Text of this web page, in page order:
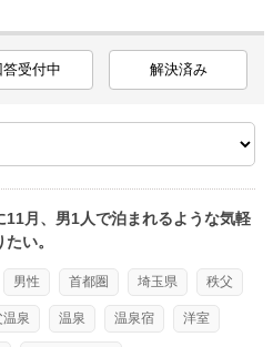
答受付中 解決済み
11月、男1人で泊まれるような気軽
い。
男性 首都圏 埼玉県 秩父
温泉 温泉 温泉宿 洋室